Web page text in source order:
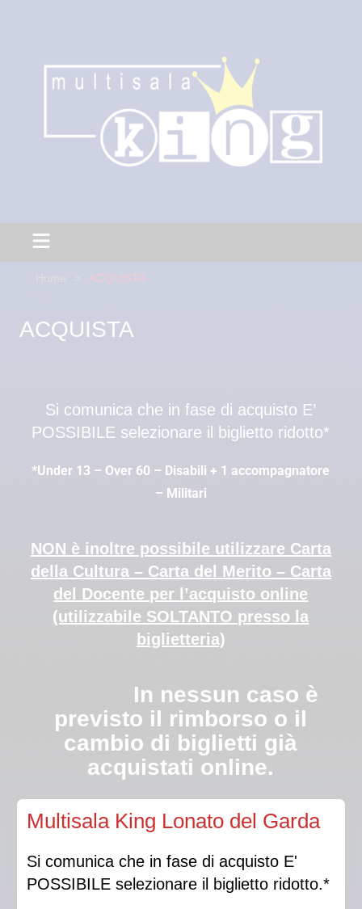
ACQUISTA
ACQUISTA
Si comunica che in fase di acquisto E’
POSSIBILE selezionare il biglietto ridotto*
*Under 13 – Over 60 – Disabili + 1 accompagnatore
– Militari
NON è inoltre possibile utilizzare Carta
della Cultura – Carta del Merito – Carta
del Docente per l’acquisto online
(utilizzabile SOLTANTO presso la
biglietteria)
In nessun caso è
previsto il rimborso o il
cambio di biglietti già
acquistati online.
luci spente, non sarà garantito il posto scelto.
Multisala King Lonato del Garda
Si comunica che in fase di acquisto E'
POSSIBILE selezionare il biglietto ridotto.*